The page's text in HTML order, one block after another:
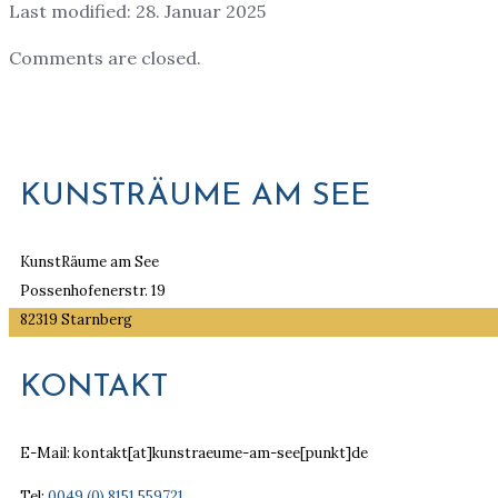
Last modified: 28. Januar 2025
Comments are closed.
KUNSTRÄUME AM SEE
KunstRäume am See
Possenhofenerstr. 19
82319 Starnberg
KONTAKT
E-Mail: kontakt[at]kunstraeume-am-see[punkt]de